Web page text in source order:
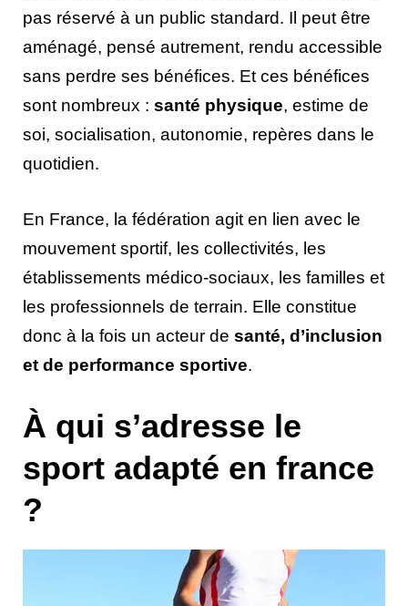
pas réservé à un public standard. Il peut être
aménagé, pensé autrement, rendu accessible
sans perdre ses bénéfices. Et ces bénéfices
sont nombreux : santé physique, estime de
soi, socialisation, autonomie, repères dans le
quotidien.
En France, la fédération agit en lien avec le
mouvement sportif, les collectivités, les
établissements médico-sociaux, les familles et
les professionnels de terrain. Elle constitue
donc à la fois un acteur de santé, d’inclusion
et de performance sportive.
À qui s’adresse le
sport adapté en france
?